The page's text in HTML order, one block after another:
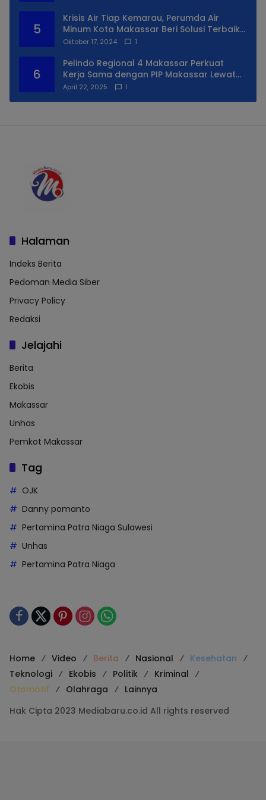
5
Krisis Air Tiap Kemarau, Perumda Air
Minum Kota Makassar Beri Solusi Terbaik
Untuk Daerah Utara Kota
Oktober 17, 2024 1
6
Pelindo Regional 4 Makassar Perkuat
Kerja Sama dengan PIP Makassar Lewat
Praktek Lapangan
April 22, 2025 1
Halaman
Indeks Berita
Pedoman Media Siber
Privacy Policy
Redaksi
Jelajahi
Berita
Ekobis
Makassar
Unhas
Pemkot Makassar
Tag
OJK
Danny pomanto
Pertamina Patra Niaga Sulawesi
Unhas
Pertamina Patra Niaga
Home Video Berita Nasional
Kesehatan
Teknologi
Ekobis Politik
Kriminal
Otomotif
Olahraga
Lainnya
Hak Cipta 2023 Mediabaru.co.id All rights reserved